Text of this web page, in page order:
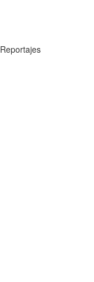
Reportajes